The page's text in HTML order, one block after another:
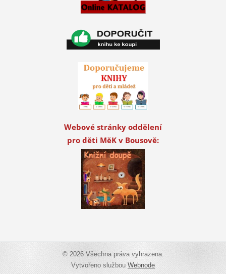
Webové stránky oddělení
pro děti MěK v Bousově:
© 2026 Všechna práva vyhrazena.
Vytvořeno službouWebnode